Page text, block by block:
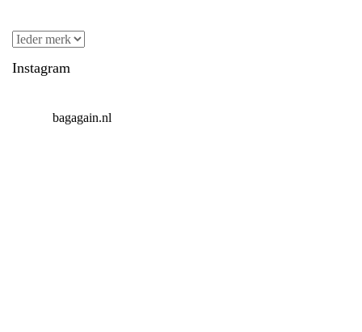
Instagram
bagagain.nl